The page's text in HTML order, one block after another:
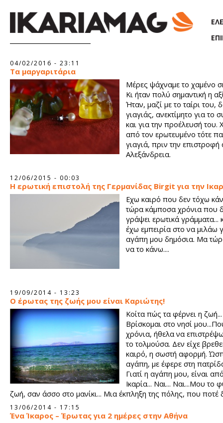
04/02/2016 - 23:11
Τα μαργαριτάρια
Μέρες ψάχναμε το χαμένο
Κι ήταν πολύ σημαντική η
Ήταν, μαζί με το ταίρι του,
γιαγιάς, ανεκτίμητο για το
και για την προέλευσή του.
από τον ερωτευμένο τότε
γιαγιά, πριν την επιστροφή
Αλεξάνδρεια.
12/06/2015 - 00:03
Η ερωτική επιστολή της Γερμανίδας Birgit για την
Εχω καιρό που δεν τόχω
τώρα κάμποσα χρόνια που
γράψει ερωτικά γράμματα...
έχω εμπειρία στο να μιλάω
αγάπη μου δημόσια. Μα
να το κάνω....
19/09/2014 - 13:23
Ο έρωτας της ζωής μου είναι Καριώτης!
Κοίτα πώς τα φέρνει η ζωή...
Βρίσκομαι στο νησί
χρόνια, ήθελα να
το τολμούσα. Δεν είχε
καιρό, η σωστή αφορμή.
αγάπη, με έφερε στη
Γιατί η αγάπη μου, είναι
Ικαρία... Ναι... Ναι...Μου το
ζωή, σαν άσσο στο μανίκι... Μια έκπληξη της πόλης, που ποτέ
φαντάστηκα.
13/06/2014 - 17:15
Ένα Ίκαρος – Έρωτας για 2 ημέρες στην Αθήνα